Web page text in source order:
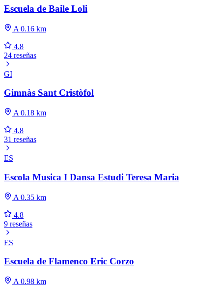
Escuela de Baile Loli
A 0.16 km
4.8
24 reseñas
GI
Gimnàs Sant Cristòfol
A 0.18 km
4.8
31 reseñas
ES
Escola Musica I Dansa Estudi Teresa Maria
A 0.35 km
4.8
9 reseñas
ES
Escuela de Flamenco Eric Corzo
A 0.98 km